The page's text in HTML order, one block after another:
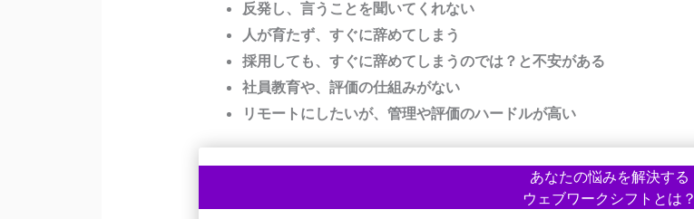
反発し、言うことを聞いてくれない
人が育たず、すぐに辞めてしまう
採用しても、すぐに辞めてしまうのでは？と不安がある
社員教育や、評価の仕組みがない
リモートにしたいが、管理や評価のハードルが高い
あなたの悩みを解決する
ウェブワークシフトとは？